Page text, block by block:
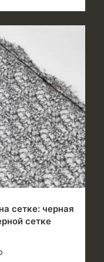
сетке: черная
сетке